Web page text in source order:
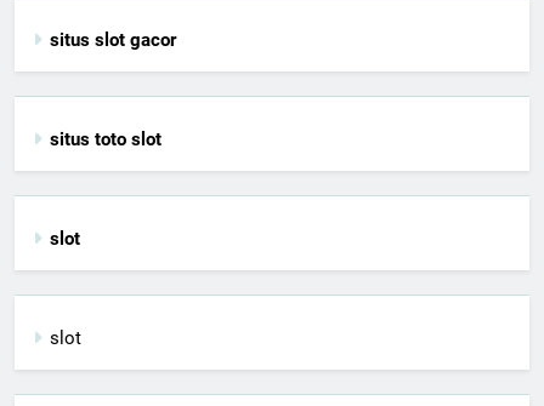
situs slot gacor
situs toto slot
slot
slot